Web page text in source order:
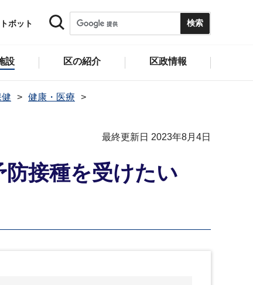
ボット
設 区の紹介 区政情報
健康・医療
最終更新日 2023年8月4日
接種を受けたい